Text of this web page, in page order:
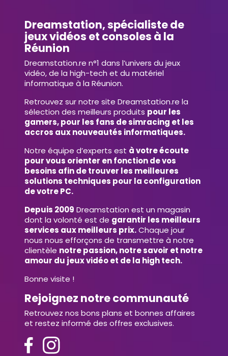
Dreamstation, spécialiste de
jeux vidéos et consoles à la
Réunion
Dreamstation.re n°1 dans l’univers du jeux
vidéo, de la high-tech et du matériel
informatique à la Réunion.
Retrouvez sur notre site Dreamstation.re la
sélection des meilleurs produits pour les
gamers, pour les fans de simracing et les
accros aux nouveautés informatiques.
Notre équipe d’experts est à votre écoute
pour vous orienter en fonction de vos
besoins afin de trouver les meilleures
solutions techniques pour la configuration
de votre PC.
Depuis 2009 Dreamstation est un magasin
dont la volonté est de garantir les meilleurs
services aux meilleurs prix.Chaque jour
nous nous efforçons de transmettre à notre
clientèle notre passion, notre savoir et notre
amour du jeux vidéo et de la high tech.
Bonne visite !
Rejoignez notre communauté
Retrouvez nos bons plans et bonnes affaires
et restez informé des offres exclusives.